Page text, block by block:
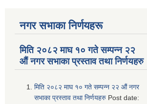
नगर सभाका निर्णयहरू
मिति २०८२ माघ १० गते सम्पन्न २२
औं नगर सभाका प्रस्ताव तथा निर्णयहरु
मिति २०८२ माघ १० गते सम्पन्न २२ औं नगर
सभाका प्रस्ताव तथा निर्णयहरु Post date: